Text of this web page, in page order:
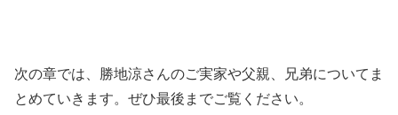
次の章では、勝地涼さんのご実家や父親、兄弟についてま
とめていきます。ぜひ最後までご覧ください。